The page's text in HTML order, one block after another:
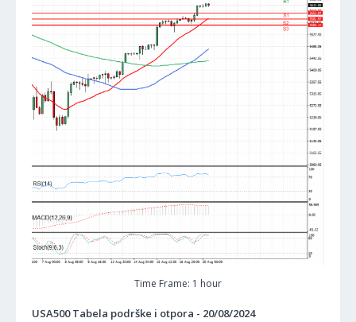
Time Frame: 1 hour
USA500 Tabela podrške i otpora - 20/08/2024